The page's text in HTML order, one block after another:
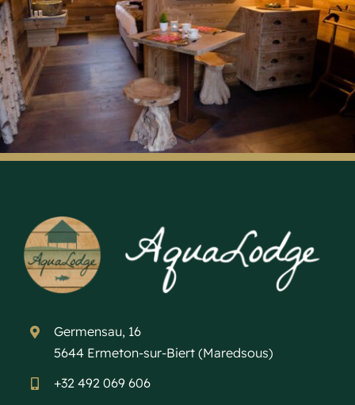
Germensau, 16
5644 Ermeton-sur-Biert (Maredsous)
+32 492 069 606